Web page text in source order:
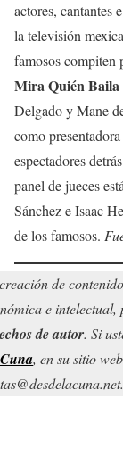
actores, cantantes
la televisión
famosos compiten
Mira Quién Baila
Delgado y Mane
como
espectadores
panel de jueces
Sánchez e Isaac
de los famosos.
de
e intelectual,
de autor. Si
, en su sitio